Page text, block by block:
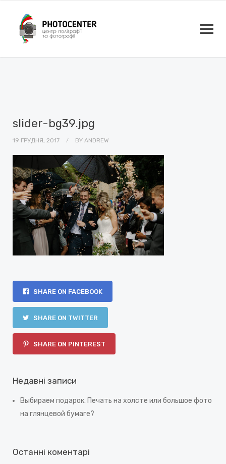
slider-bg39.jpg
19 ГРУДНЯ, 2017 BY ANDREW
SHARE ON FACEBOOK
SHARE ON TWITTER
SHARE ON PINTEREST
Недавні записи
Выбираем подарок. Печать на холсте или большое фото
на глянцевой бумаге?
Останні коментарі